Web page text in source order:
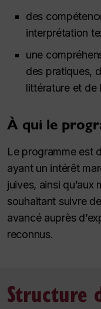
des
interprétation
une
des pratiques,
littérature et de
À qui le
Le programme est
ayant un intérêt
juives, ainsi
souhaitant suivre
avancé auprès
reconnus.
Structure